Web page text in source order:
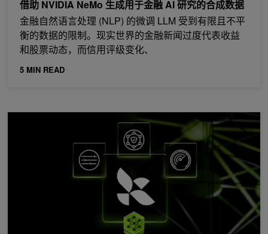
借助 NVIDIA NeMo 生成用于金融 AI 研究的合成数据
金融自然语言处理 (NLP) 的微调 LLM 受到有限且不平
衡的数据的限制。现实世界的金融新闻过度代表收益
和股票动态，而信用评级变化、
5 MIN READ
为 NVIDIA Nemotron 3 Ultra 创建 LangChain 深度智能体线束配